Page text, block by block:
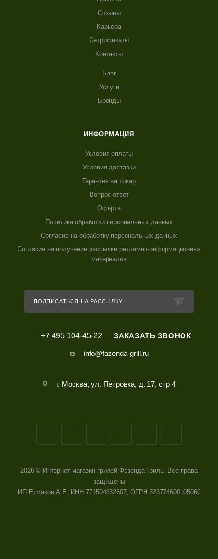
Отзывы
Карьера
Сетрификаты
Контакты
Блог
Услуги
Бренды
ИНФОРМАЦИЯ
Условия оплаты
Условия доставки
Гарантия на товар
Вопрос-ответ
Оферта
Политика обработки персональных данных
Согласие на обработку персональных данных
Согласие на получение рассылки рекламно-информационных
материалов
ПОДПИСАТЬСЯ НА РАССЫЛКУ
+7 495 104-45-22 ЗАКАЗАТЬ ЗВОНОК
info@fazenda-grill.ru
г. Москва, ул. Петровка, д. 17, стр 4
2026 © Интернет магазин грилей Фазенда Гриль. Все права
защищены
ИП Ермаков А.Е. ИНН 771504632607, ОГРН 323774600105060